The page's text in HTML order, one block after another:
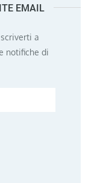
EMAIL
a
notifiche di